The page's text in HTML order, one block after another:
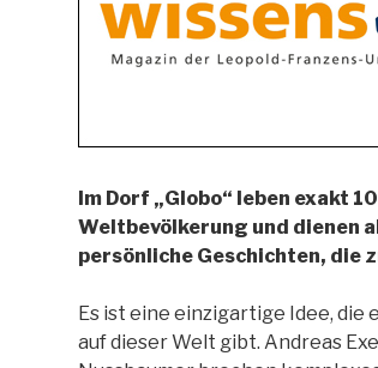
Im Dorf „Globo“ leben exakt
Weltbevölkerung und dienen
persönliche Geschichten, die
Es ist eine einzigartige Idee, die
auf dieser Welt gibt. Andreas